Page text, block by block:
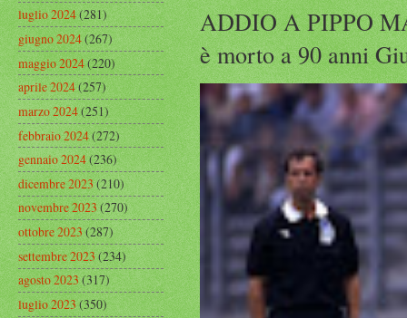
ADDIO A PIPPO
è morto a 90 anni
luglio 2024(281)
giugno 2024(267)
maggio 2024(220)
aprile 2024(257)
marzo 2024(251)
febbraio 2024(272)
gennaio 2024(236)
dicembre 2023(210)
novembre 2023(270)
ottobre 2023(287)
settembre 2023(234)
agosto 2023(317)
luglio 2023(350)